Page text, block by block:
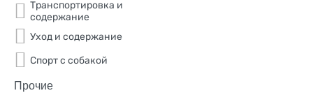
Транспортировка и
содержание
Уход и содержание
Спорт с собакой
Прочие